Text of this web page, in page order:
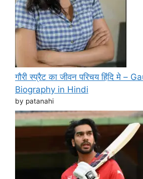
गौरी स्प्रैट का जीवन परिचय हिंदि मे –
Biography in Hindi
by patanahi